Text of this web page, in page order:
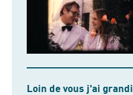
Loin de vous j'ai grandi